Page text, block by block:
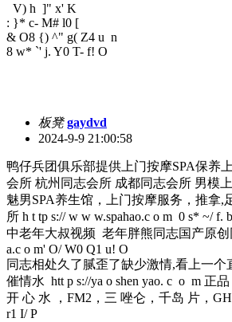
V) h ]" x' K
: }* c- M# l0 [
& O8 {) ^" g( Z4 u n
8 w* `' j. Y0 T- f! O
板凳 gaydvd
2024-9-9 21:00:58
鸭仔兵团俱乐部提供上门按摩SPA保养
会所 杭州同志会所 成都同志会所 男模
魅男SPA养生馆，上门按摩服务，推拿,
所 h t tp s:// w w w.spahao.c o m 0 s* ~/ f.
中老年大叔视频 老年胖熊同志国产原创
a.c o m' O/ W0 Q1 u! O
同志相处久了腻歪了缺少激情,看上一个
催情水 htt p s://ya o shen yao. c o m 正
开 心 水 ，FM2，三 唑仑，千岛 片，
r1 I/ P